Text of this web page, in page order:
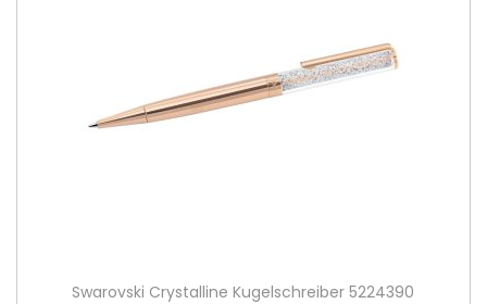
Swarovski Crystalline Kugelschreiber 5224390